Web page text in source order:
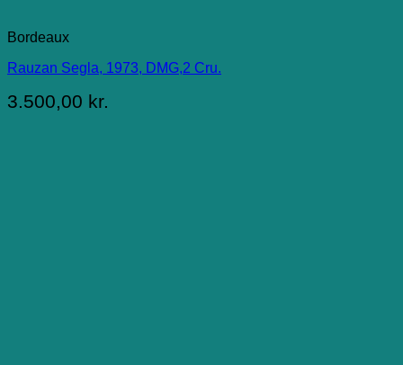
Bordeaux
Rauzan Segla, 1973, DMG,2 Cru.
3.500,00 kr.